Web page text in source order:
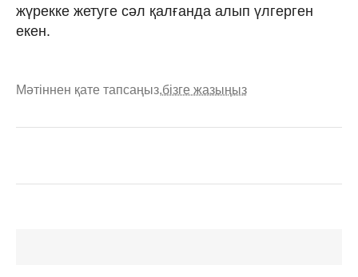
жүрекке жетуге сәл қалғанда алып үлгерген
екен.
Мәтіннен қате тапсаңыз,бізге жазыңыз